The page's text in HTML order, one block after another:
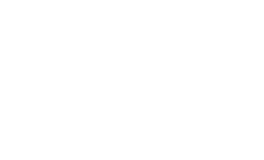
et sans engagement nos
une trace sur votre ordinateur afin de ne plus afficher